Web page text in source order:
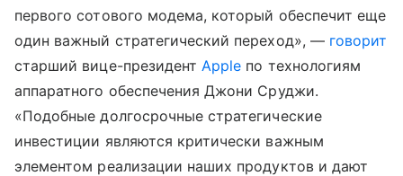
первого сотового модема, который обеспечит еще
один важный стратегический переход», — говорит
старший вице-президентApple по технологиям
аппаратного обеспечения Джони Сруджи.
«Подобные долгосрочные стратегические
инвестиции являются критически важным
элементом реализации наших продуктов и дают